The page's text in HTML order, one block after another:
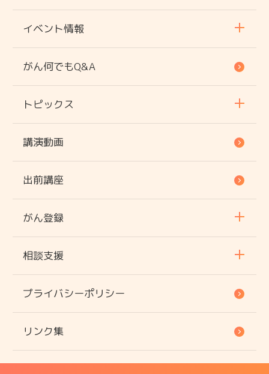
イベント情報
がん何でもQ&A
トピックス
講演動画
出前講座
がん登録
相談支援
プライバシーポリシー
リンク集